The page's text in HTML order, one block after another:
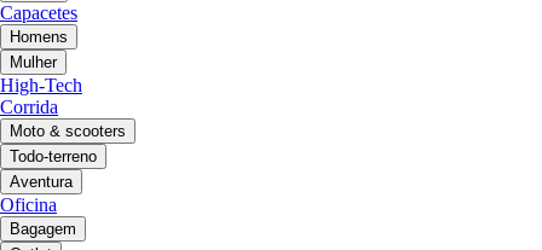
Capacetes
Homens
Mulher
High-Tech
Corrida
Moto & scooters
Todo-terreno
Aventura
Oficina
Bagagem